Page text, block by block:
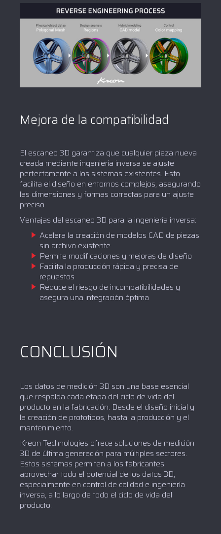
Mejora de la compatibilidad
El escaneo 3D garantiza que cualquier pieza nueva
creada mediante ingeniería inversa se ajuste
perfectamente a los sistemas existentes. Esto
facilita el diseño en entornos complejos, asegurando
las dimensiones y formas correctas para un ajuste
preciso.
Ventajas del escaneo 3D para la ingeniería inversa:
Acelera la creación de modelos CAD de piezas
sin archivo existente
Permite modificaciones y mejoras de diseño
Facilita la producción rápida y precisa de
repuestos
Reduce el riesgo de incompatibilidades y
asegura una integración óptima
CONCLUSIÓN
Los datos de medición 3D son una base esencial
que respalda cada etapa del ciclo de vida del
producto en la fabricación. Desde el diseño inicial y
la creación de prototipos, hasta la producción y el
mantenimiento.
Kreon Technologies ofrece soluciones de medición
3D de última generación para múltiples sectores.
Estos sistemas permiten a los fabricantes
aprovechar todo el potencial de los datos 3D,
especialmente en control de calidad e ingeniería
inversa, a lo largo de todo el ciclo de vida del
producto.